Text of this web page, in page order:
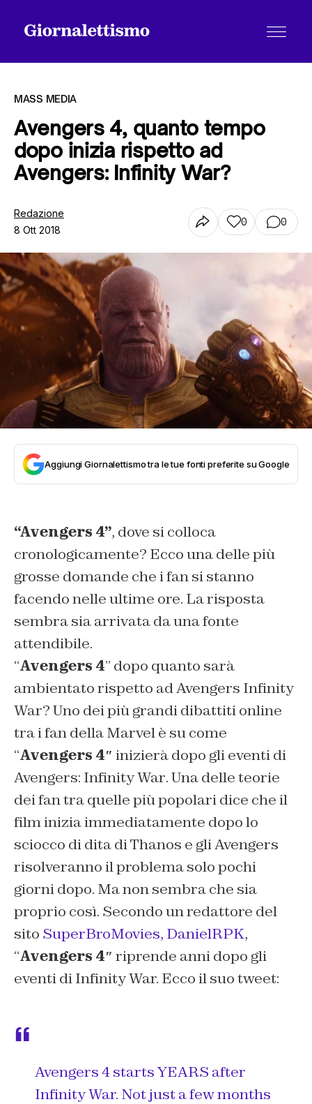
Tutti gli articoli
Chi siamo
Contatti
MASS MEDIA
Avengers 4, quanto tempo
dopo inizia rispetto ad
Avengers: Infinity War?
Redazione
8 Ott 2018
0 0
Aggiungi Giornalettismo tra le tue fonti preferite su Google
“Avengers 4”, dove si colloca
cronologicamente? Ecco una delle più
grosse domande che i fan si stanno
facendo nelle ultime ore. La risposta
sembra sia arrivata da una fonte
attendibile.
“Avengers 4” dopo quanto sarà
ambientato rispetto adAvengers Infinity
War? Uno dei più grandi dibattiti online
tra i fan della Marvel è su come
“Avengers 4″ inizierà dopo gli eventi di
Avengers: Infinity War. Una delle teorie
dei fan tra quelle più popolari dice che il
film inizia immediatamente dopo lo
sciocco di dita di Thanos e gli Avengers
risolveranno il problema solo pochi
giorni dopo. Ma non sembra che sia
proprio così. Secondo un redattore del
sito SuperBroMovies, DanielRPK,
“Avengers 4″ riprende anni dopo gli
eventi di Infinity War. Ecco il suo tweet:
Avengers 4 starts YEARS after
Infinity War. Not just a few months